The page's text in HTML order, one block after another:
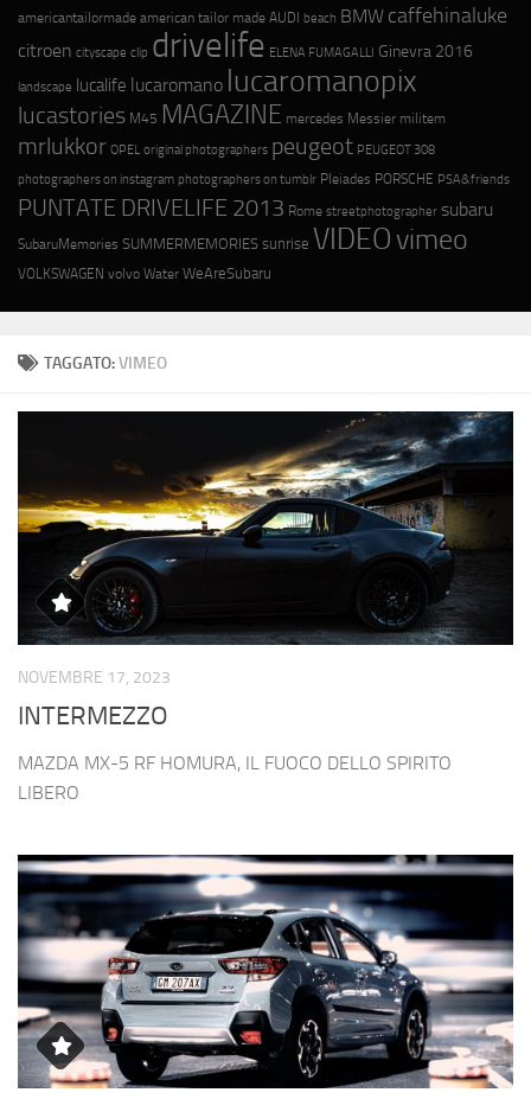
TAGGATO:VIMEO
NOVEMBRE 17, 2023
INTERMEZZO
MAZDA MX-5 RF HOMURA, IL FUOCO DELLO SPIRITO
LIBERO
americantailormade american tailor made AUDI beach BMW caffehinaluke
citroen cityscape clip drivelife ELENA FUMAGALLI Ginevra 2016
landscape lucalife lucaromano lucaromanopix
lucastories M45 MAGAZINE mercedes Messier militem
mrlukkor OPEL original photographers peugeot PEUGEOT 308
photographers on instagram photographers on tumblr Pleiades PORSCHE PSA&friends
PUNTATE DRIVELIFE 2013 Rome streetphotographer subaru
SubaruMemories SUMMERMEMORIES sunrise VIDEOvimeo
VOLKSWAGEN volvo Water WeAreSubaru